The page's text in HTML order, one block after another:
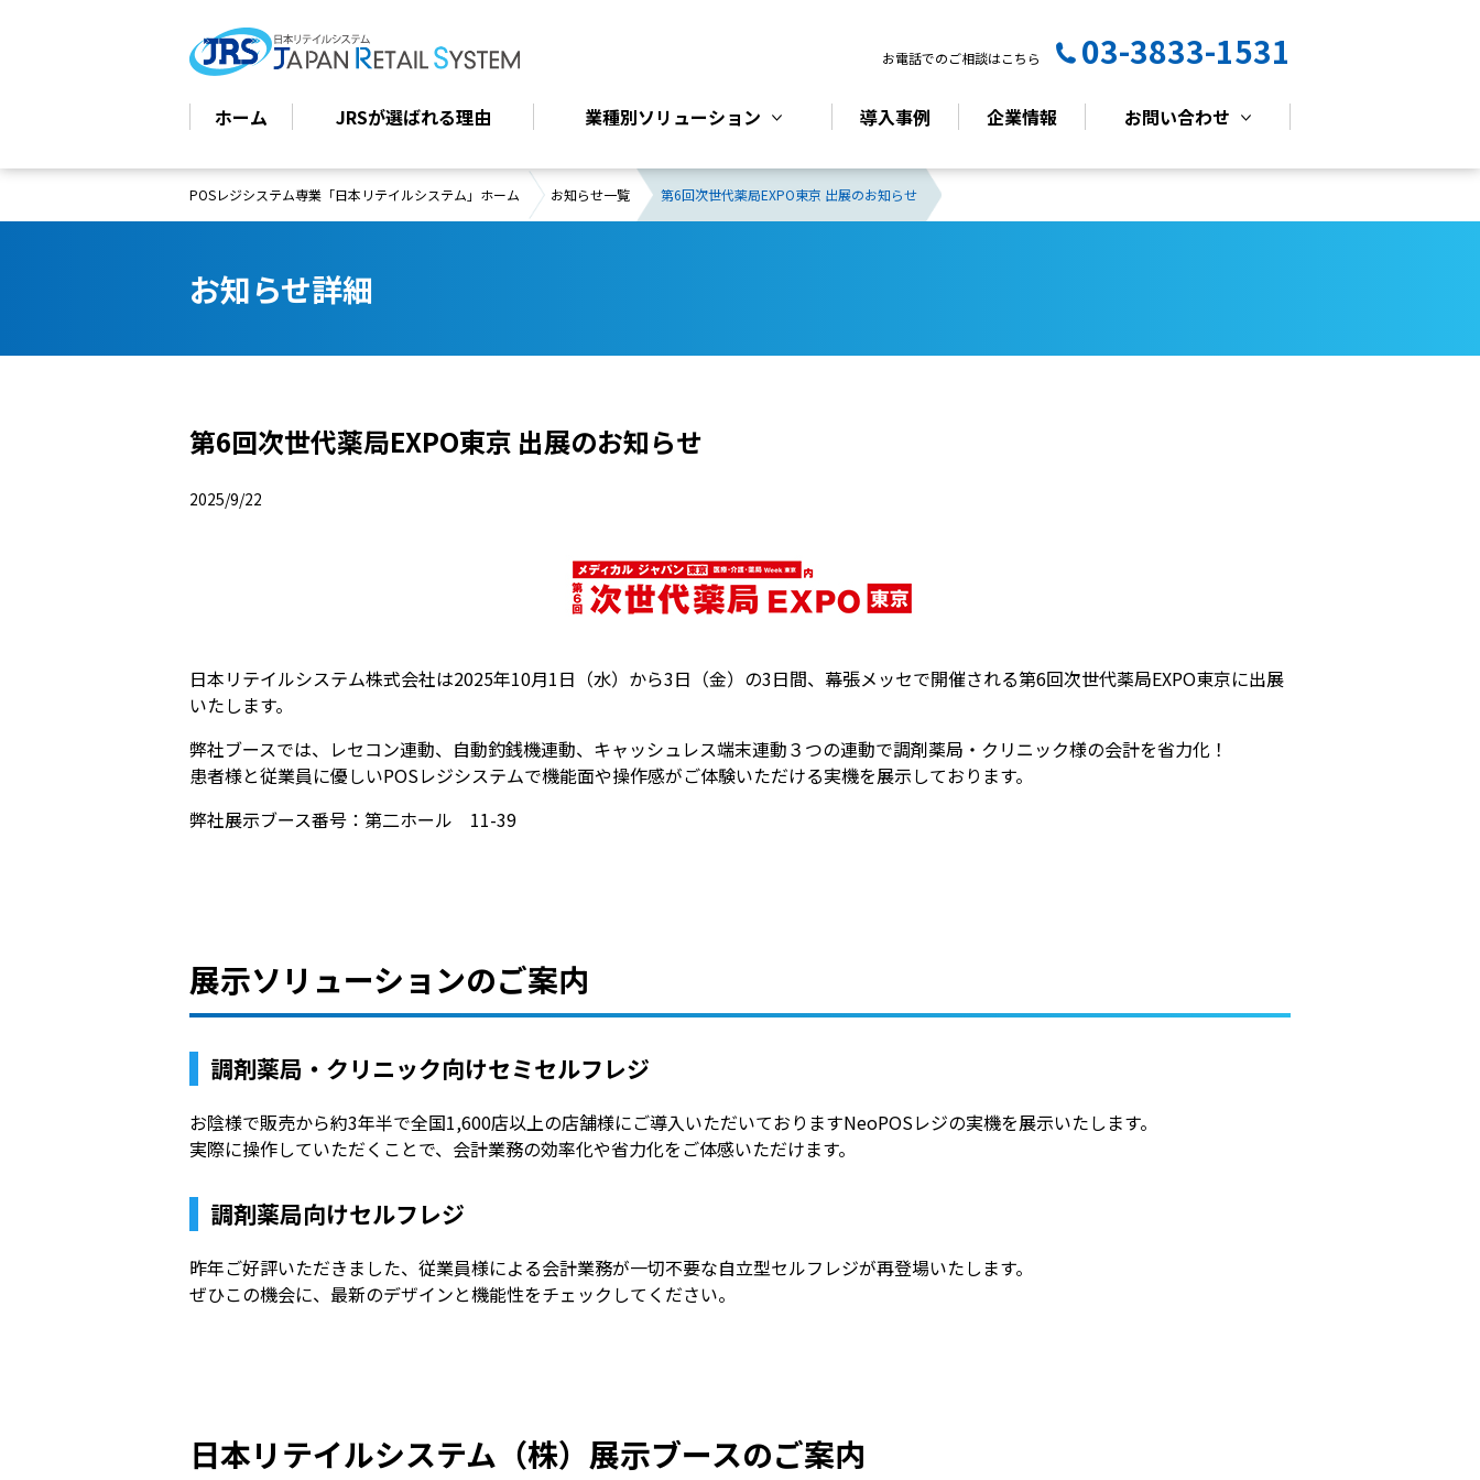
お電話でのご相談はこちら 03-3833-1531
ホーム JRSが選ばれる理由 業種別ソリューション 導入事例 企業情報 お問い合わせ
POSレジシステム専業「日本リテイルシステム」ホーム お知らせ一覧 第6回次世代薬局EXPO東京 出展のお知らせ
お知らせ詳細
第6回次世代薬局EXPO東京 出展のお知らせ
2025/9/22
日本リテイルシステム株式会社は2025年10月1日（水）から3日（金）の3日間、幕張メッセで開催される第6回次世代薬局EXPO東京に出展
いたします。
弊社ブースでは、レセコン連動、自動釣銭機連動、キャッシュレス端末連動３つの連動で調剤薬局・クリニック様の会計を省力化！
患者様と従業員に優しいPOSレジシステムで機能面や操作感がご体験いただける実機を展示しております。
弊社展示ブース番号：第二ホール 11-39
展示ソリューションのご案内
調剤薬局・クリニック向けセミセルフレジ
お陰様で販売から約3年半で全国1,600店以上の店舗様にご導入いただいておりますNeoPOSレジの実機を展示いたします。
実際に操作していただくことで、会計業務の効率化や省力化をご体感いただけます。
調剤薬局向けセルフレジ
昨年ご好評いただきました、従業員様による会計業務が一切不要な自立型セルフレジが再登場いたします。
ぜひこの機会に、最新のデザインと機能性をチェックしてください。
日本リテイルシステム（株） 展示ブースのご案内